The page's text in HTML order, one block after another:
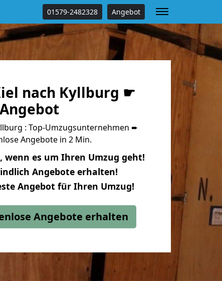
01579-2482328 Angebot
nach Kyllburg ☛
: Top-Umzugsunternehmen ➨
Angebote in 2 Min.
wenn es um Ihren Umzug geht!
Angebote erhalten!
Angebot für Ihren Umzug!
Angebote erhalten